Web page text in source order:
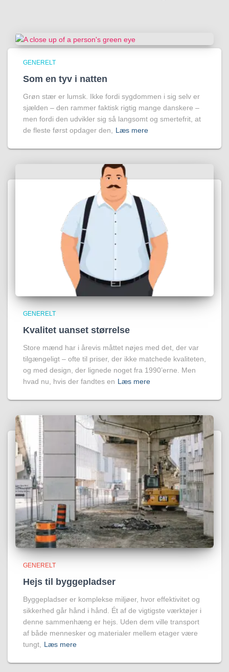
GENERELT
Som en tyv i natten
Grøn stær er lumsk. Ikke fordi sygdommen i sig selv er
sjælden – den rammer faktisk rigtig mange danskere –
men fordi den udvikler sig så langsomt og smertefrit, at
de fleste først opdager den,
Læs mere
GENERELT
Kvalitet uanset størrelse
Store mænd har i årevis måttet nøjes med det, der var
tilgængeligt – ofte til priser, der ikke matchede kvaliteten,
og med design, der lignede noget fra 1990’erne. Men
hvad nu, hvis der fandtes en Læs mere
GENERELT
Hejs til byggepladser
Byggepladser er komplekse miljøer, hvor effektivitet og
sikkerhed går hånd i hånd. Ét af de vigtigste værktøjer i
denne sammenhæng er hejs. Uden dem ville transport
af både mennesker og materialer mellem etager være
tungt,
Læs mere